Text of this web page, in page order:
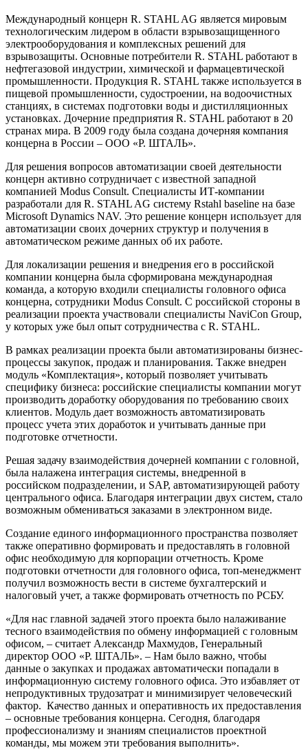
Международный концерн R. STAHL AG является мировым
технологическим лидером в области взрывозащищенного
электрооборудования и комплексных решений для
взрывозащиты. Основные потребители R. STAHL работают в
нефтегазовой индустрии, химической и фармацевтической
промышленности. Продукция R. STAHL также используется в
пищевой промышленности, судостроении, на водоочистных
станциях, в системах подготовки воды и дистилляционных
установках. Дочерние предприятия R. STAHL работают в 20
странах мира. В 2009 году была создана дочерняя компания
концерна в России – ООО «Р. ШТАЛЬ».
Для решения вопросов автоматизации своей деятельности
концерн активно сотрудничает с известной западной
компанией Modus Consult. Специалисты ИТ-компании
разработали для R. STAHL AG систему Rstahl baseline на базе
Microsoft Dynamics NAV. Это решение концерн использует для
автоматизации своих дочерних структур и получения в
автоматическом режиме данных об их работе.
Для локализации решения и внедрения его в российской
компании концерна была сформирована международная
команда, а которую входили специалисты головного офиса
концерна, сотрудники Modus Consult. С российской стороны в
реализации проекта участвовали специалисты NaviCon Group,
у которых уже был опыт сотрудничества с R. STAHL.
В рамках реализации проекта были автоматизированы бизнес-
процессы закупок, продаж и планирования. Также внедрен
модуль «Комплектация», который позволяет учитывать
специфику бизнеса: российские специалисты компании могут
производить доработку оборудования по требованию своих
клиентов. Модуль дает возможность автоматизировать
процесс учета этих доработок и учитывать данные при
подготовке отчетности.
Решая задачу взаимодействия дочерней компании с головной,
была налажена интеграция системы, внедренной в
российском подразделении, и SAP, автоматизирующей работу
центрального офиса. Благодаря интеграции двух систем, стало
возможным обмениваться заказами в электронном виде.
Создание единого информационного пространства позволяет
также оперативно формировать и предоставлять в головной
офис необходимую для корпорации отчетность. Кроме
подготовки отчетности для головного офиса, топ-менеджмент
получил возможность вести в системе бухгалтерский и
налоговый учет, а также формировать отчетность по РСБУ.
«Для нас главной задачей этого проекта было налаживание
тесного взаимодействия по обмену информацией с головным
офисом, – считает Александр Махмудов, Генеральный
директор ООО «Р. ШТАЛЬ». – Нам было важно, чтобы
данные о закупках и продажах автоматически попадали в
информационную систему головного офиса. Это избавляет от
непродуктивных трудозатрат и минимизирует человеческий
фактор. Качество данных и оперативность их предоставления
– основные требования концерна. Сегодня, благодаря
профессионализму и знаниям специалистов проектной
команды, мы можем эти требования выполнить».